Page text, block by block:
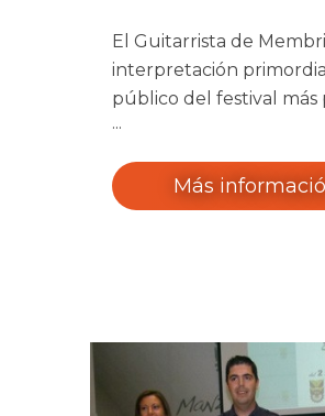
El Guitarrista de
interpretación
público del festival más
cante flamenco.
Más